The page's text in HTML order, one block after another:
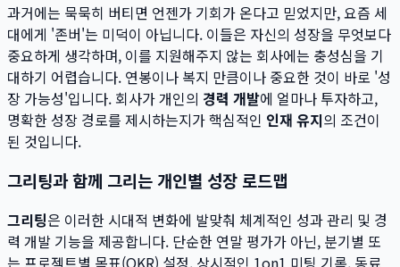
과거에는 묵묵히 버티면 언젠가 기회가 온다고 믿었지만, 요즘 세
대에게 '존버'는 미덕이 아닙니다. 이들은 자신의 성장을 무엇보다
중요하게 생각하며, 이를 지원해주지 않는 회사에는 충성심을 기
대하기 어렵습니다. 연봉이나 복지 만큼이나 중요한 것이 바로 '성
장 가능성'입니다. 회사가 개인의 경력 개발에 얼마나 투자하고,
명확한 성장 경로를 제시하는지가 핵심적인 인재 유지의 조건이
된 것입니다.
그리팅과 함께 그리는 개인별 성장 로드맵
그리팅은 이러한 시대적 변화에 발맞춰 체계적인 성과 관리 및 경
력 개발 기능을 제공합니다. 단순한 연말 평가가 아닌, 분기별 또
는 프로젝트별 목표(OKR) 설정, 상시적인 1on1 미팅 기록, 동료